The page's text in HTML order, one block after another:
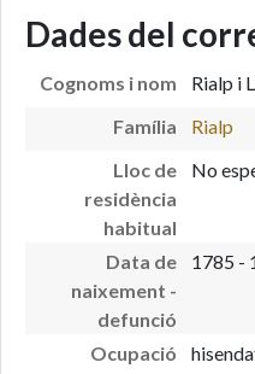
Dades del
Cognoms i nom
Rialp i
Família
Rialp
Lloc de
residència
habitual
No
Data de
naixement -
defunció
1785 -
Ocupació